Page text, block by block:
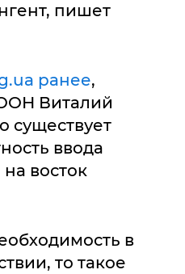
пишет
ранее,
Виталий
существует
ввода
восток
в
то такое